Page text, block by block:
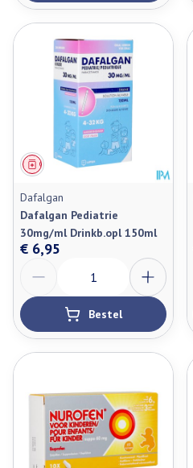
Geneesmiddel
Dafalgan
Dafalgan Pediatrie
30mg/ml Drinkb.opl 150ml
€ 6,95
Bestel